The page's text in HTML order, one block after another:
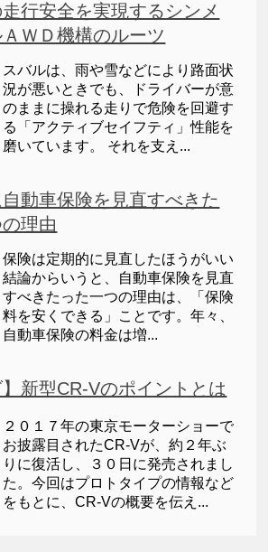
行安全を実現するシンメ
ＡＷＤ機構のルーツ
スバルは、雨や雪などにより路面状
況が悪いときでも、ドライバーが意
のままに操れる走りで危険を回避す
る「アクティブセイフティ」性能を
磨いています。 それを支え...
動車保険を見直すべきた
理由
保険は定期的に見直したほうがいい
結論からいうと、自動車保険を見直
すべきたった一つの理由は、「保険
料を安くできる」ことです。年々、
自動車保険の料金は増...
】新型CR-Vのポイントとは
２０１７年の東京モーターショーで
お披露目されたCR-Vが、約２年ぶ
りに復活し、３０日に発売されまし
た。今回はプロトタイプの情報など
をもとに、CR-Vの概要を伝え...